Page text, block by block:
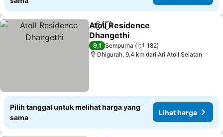
BagikanTambahkan ke favorit
Atoll Residence
Dhangethi
Lihat harga
9,1 Sempurna
182
Dhigurah, 9.4 km dari Ari Atoll Selatan
Pilih tanggal untuk melihat harga yang
sama
Lihat harga